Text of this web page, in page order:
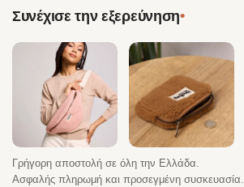
Συνέχισε την εξερεύνηση•
Γρήγορη αποστολή σε όλη την Ελλάδα.
Ασφαλής πληρωμή και προσεγμένη συσκευασία.